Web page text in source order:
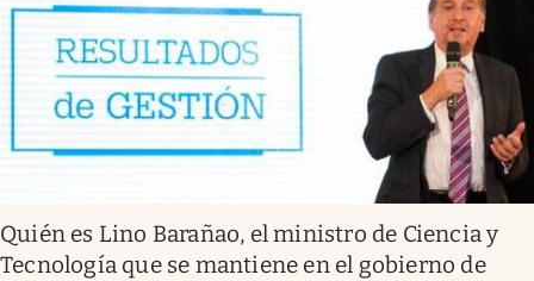
Quién es Lino Barañao, el ministro de Ciencia y
Tecnología que se mantiene en el gobierno de